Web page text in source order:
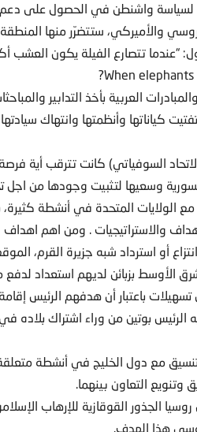
لسياسة واشنطن في الحصول على
والأميركي، ستتضرّر منها
“عندما تتصارع الفيلة يكون العشب
When
العربية بأخذ التدابير
كياناتها وأنظمتها وانتهاك
السوفياتي) كانت تترقب أية
وسعيها لتثبيت وجودها من اجل
مع الولايات المتحدة في أنشطة
والاستراتيجيات . ومن اهم
أو استرداد شبه جزيرة القرم،
الأوسط بزبائن لديهم استعداد لدفع
باعتبار أن هدفهم الرئيس
الرئيس بوتين من وراء اشتراك بلاده
مع دول الخليج في أنشطة متعلقة
التعاون بينهما.
الجذور القوقازية للإرهاب
هذا الهدف.